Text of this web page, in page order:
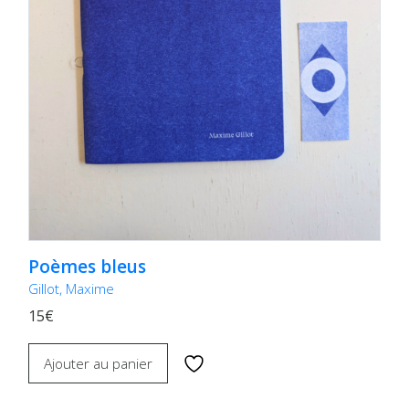
Poèmes bleus
Gillot, Maxime
15€
Ajouter au panier